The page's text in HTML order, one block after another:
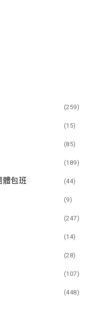
(259)
(15)
(85)
(189)
體包班 (44)
(9)
(247)
(14)
(28)
(107)
(448)